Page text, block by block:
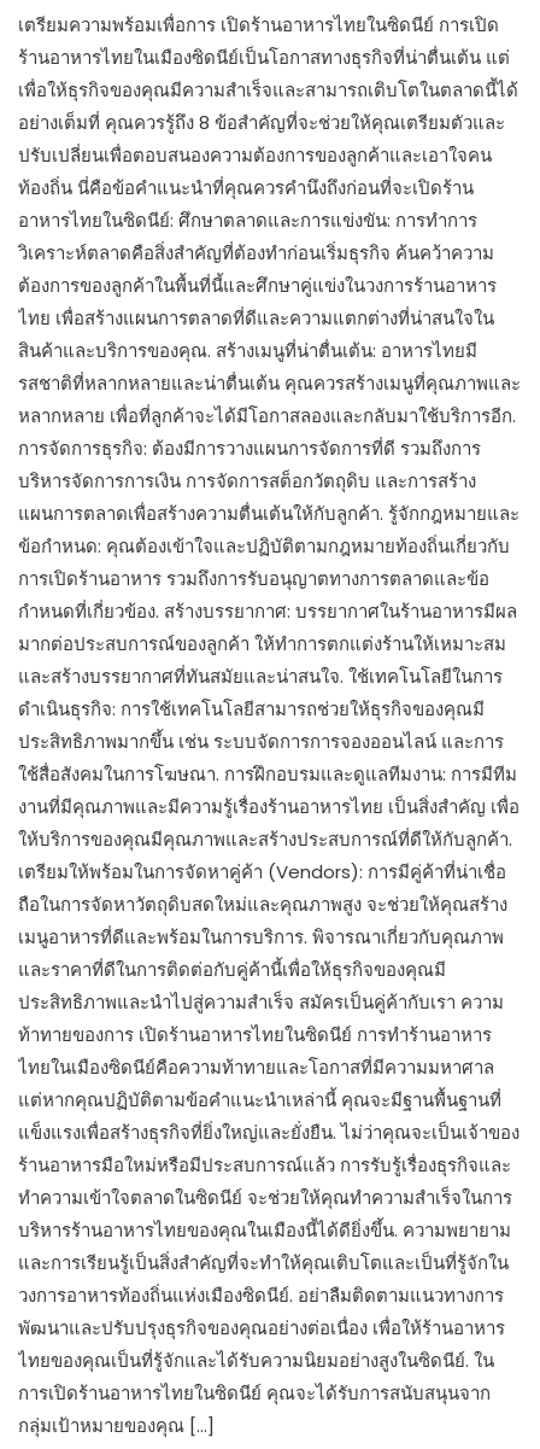
เตรียมความพร้อมเพื่อการ เปิดร้านอาหารไทยในซิดนีย์ การเปิด
ร้านอาหารไทยในเมืองซิดนีย์เป็นโอกาสทางธุรกิจที่น่าตื่นเต้น แต่
เพื่อให้ธุรกิจของคุณมีความสำเร็จและสามารถเติบโตในตลาดนี้ได้
อย่างเต็มที่ คุณควรรู้ถึง 8 ข้อสำคัญที่จะช่วยให้คุณเตรียมตัวและ
ปรับเปลี่ยนเพื่อตอบสนองความต้องการของลูกค้าและเอาใจคน
ท้องถิ่น นี่คือข้อคำแนะนำที่คุณควรคำนึงถึงก่อนที่จะเปิดร้าน
อาหารไทยในซิดนีย์: ศึกษาตลาดและการแข่งขัน: การทำการ
วิเคราะห์ตลาดคือสิ่งสำคัญที่ต้องทำก่อนเริ่มธุรกิจ ค้นคว้าความ
ต้องการของลูกค้าในพื้นที่นี้และศึกษาคู่แข่งในวงการร้านอาหาร
ไทย เพื่อสร้างแผนการตลาดที่ดีและความแตกต่างที่น่าสนใจใน
สินค้าและบริการของคุณ. สร้างเมนูที่น่าตื่นเต้น: อาหารไทยมี
รสชาติที่หลากหลายและน่าตื่นเต้น คุณควรสร้างเมนูที่คุณภาพและ
หลากหลาย เพื่อที่ลูกค้าจะได้มีโอกาสลองและกลับมาใช้บริการอีก.
การจัดการธุรกิจ: ต้องมีการวางแผนการจัดการที่ดี รวมถึงการ
บริหารจัดการการเงิน การจัดการสต็อกวัตถุดิบ และการสร้าง
แผนการตลาดเพื่อสร้างความตื่นเต้นให้กับลูกค้า. รู้จักกฎหมายและ
ข้อกำหนด: คุณต้องเข้าใจและปฏิบัติตามกฎหมายท้องถิ่นเกี่ยวกับ
การเปิดร้านอาหาร รวมถึงการรับอนุญาตทางการตลาดและข้อ
กำหนดที่เกี่ยวข้อง. สร้างบรรยากาศ: บรรยากาศในร้านอาหารมีผล
มากต่อประสบการณ์ของลูกค้า ให้ทำการตกแต่งร้านให้เหมาะสม
และสร้างบรรยากาศที่ทันสมัยและน่าสนใจ. ใช้เทคโนโลยีในการ
ดำเนินธุรกิจ: การใช้เทคโนโลยีสามารถช่วยให้ธุรกิจของคุณมี
ประสิทธิภาพมากขึ้น เช่น ระบบจัดการการจองออนไลน์ และการ
ใช้สื่อสังคมในการโฆษณา. การฝึกอบรมและดูแลทีมงาน: การมีทีม
งานที่มีคุณภาพและมีความรู้เรื่องร้านอาหารไทย เป็นสิ่งสำคัญ เพื่อ
ให้บริการของคุณมีคุณภาพและสร้างประสบการณ์ที่ดีให้กับลูกค้า.
เตรียมให้พร้อมในการจัดหาคู่ค้า (Vendors): การมีคู่ค้าที่น่าเชื่อ
ถือในการจัดหาวัตถุดิบสดใหม่และคุณภาพสูง จะช่วยให้คุณสร้าง
เมนูอาหารที่ดีและพร้อมในการบริการ. พิจารณาเกี่ยวกับคุณภาพ
และราคาที่ดีในการติดต่อกับคู่ค้านี้เพื่อให้ธุรกิจของคุณมี
ประสิทธิภาพและนำไปสู่ความสำเร็จ สมัครเป็นคู่ค้ากับเรา ความ
ท้าทายของการ เปิดร้านอาหารไทยในซิดนีย์ การทำร้านอาหาร
ไทยในเมืองซิดนีย์คือความท้าทายและโอกาสที่มีความมหาศาล
แต่หากคุณปฏิบัติตามข้อคำแนะนำเหล่านี้ คุณจะมีฐานพื้นฐานที่
แข็งแรงเพื่อสร้างธุรกิจที่ยิ่งใหญ่และยั่งยืน. ไม่ว่าคุณจะเป็นเจ้าของ
ร้านอาหารมือใหม่หรือมีประสบการณ์แล้ว การรับรู้เรื่องธุรกิจและ
ทำความเข้าใจตลาดในซิดนีย์ จะช่วยให้คุณทำความสำเร็จในการ
บริหารร้านอาหารไทยของคุณในเมืองนี้ได้ดียิ่งขึ้น. ความพยายาม
และการเรียนรู้เป็นสิ่งสำคัญที่จะทำให้คุณเติบโตและเป็นที่รู้จักใน
วงการอาหารท้องถิ่นแห่งเมืองซิดนีย์. อย่าลืมติดตามแนวทางการ
พัฒนาและปรับปรุงธุรกิจของคุณอย่างต่อเนื่อง เพื่อให้ร้านอาหาร
ไทยของคุณเป็นที่รู้จักและได้รับความนิยมอย่างสูงในซิดนีย์. ใน
การเปิดร้านอาหารไทยในซิดนีย์ คุณจะได้รับการสนับสนุนจาก
กลุ่มเป้าหมายของคุณ […]